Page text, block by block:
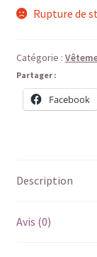
Rupture de
Catégorie :
Partager :
Facebook
Description
Avis (0)